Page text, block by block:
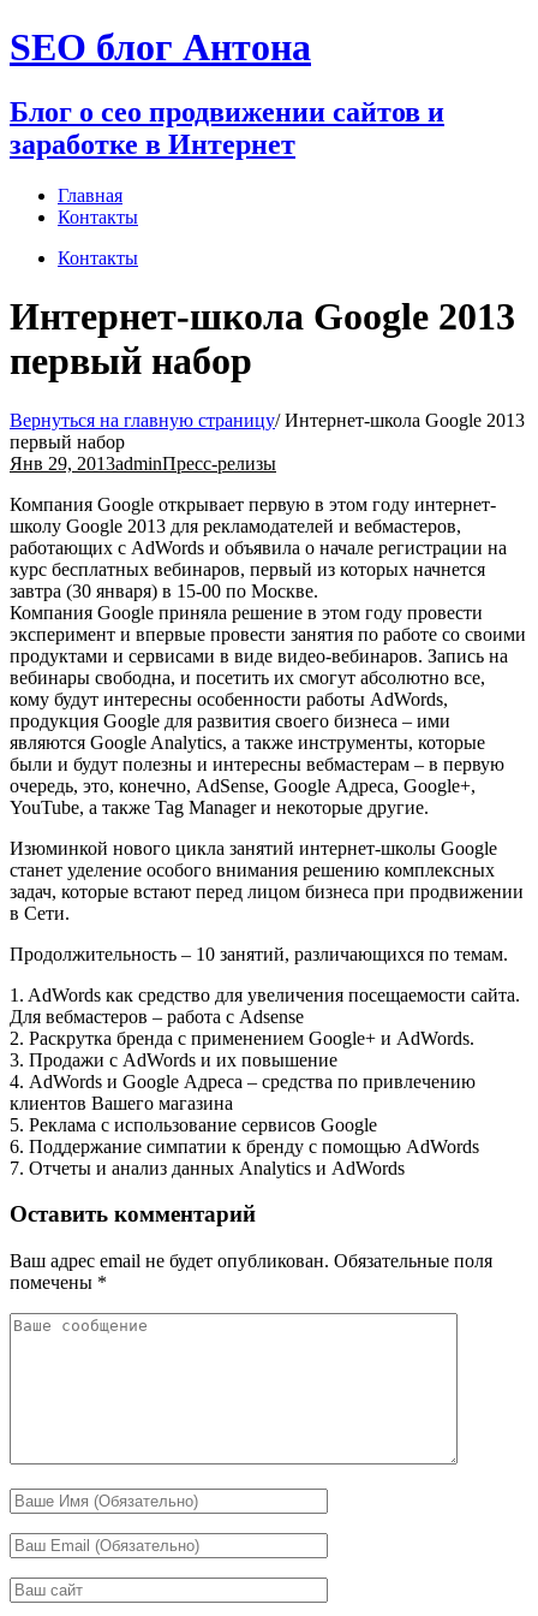
Перейти
к
SEO блог Антона
Блог о сео продвижении сайтов и
заработке в Интернет
Главная
Контакты
Контакты
Интернет-школа Google 2013
первый набор
Вернуться на главную страницу/Интернет-школа Google 2013
первый набор
Янв 29, 2013adminПресс-релизы
Компания Google открывает первую в этом году интернет-
школу Google 2013 для рекламодателей и вебмастеров,
работающих с AdWords и объявила о начале регистрации на
курс бесплатных вебинаров, первый из которых начнется
завтра (30 января) в 15-00 по Москве.
Компания Google приняла решение в этом году провести
эксперимент и впервые провести занятия по работе со своими
продуктами и сервисами в виде видео-вебинаров. Запись на
вебинары свободна, и посетить их смогут абсолютно все,
кому будут интересны особенности работы AdWords,
продукция Google для развития своего бизнеса – ими
являются Google Analytics, а также инструменты, которые
были и будут полезны и интересны вебмастерам – в первую
очередь, это, конечно, AdSense, Google Адреса, Google+,
YouTube, а также Tag Manager и некоторые другие.
Изюминкой нового цикла занятий интернет-школы Google
станет уделение особого внимания решению комплексных
задач, которые встают перед лицом бизнеса при продвижении
в Сети.
Продолжительность – 10 занятий, различающихся по темам.
1. AdWords как средство для увеличения посещаемости сайта.
Для вебмастеров – работа с Adsense
2. Раскрутка бренда с применением Google+ и AdWords.
3. Продажи с AdWords и их повышение
4. AdWords и Google Адреса – средства по привлечению
клиентов Вашего магазина
5. Реклама с использование сервисов Google
6. Поддержание симпатии к бренду с помощью AdWords
7. Отчеты и анализ данных Analytics и AdWords
Оставить комментарий
Ваш адрес email не будет опубликован. Обязательные поля
помечены *